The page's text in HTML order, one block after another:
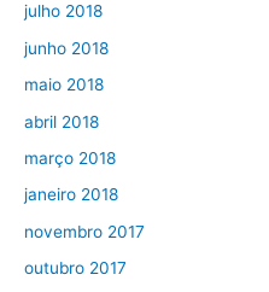
julho 2018
junho 2018
maio 2018
abril 2018
março 2018
janeiro 2018
novembro 2017
outubro 2017